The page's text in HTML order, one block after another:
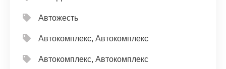
Автожесть
Автокомплекс, Автокомплекс
Автокомплекс, Автокомплекс